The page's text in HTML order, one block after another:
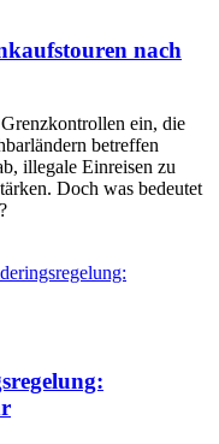
nach
ein, die
betreffen
illegale Einreisen zu
Doch was bedeutet